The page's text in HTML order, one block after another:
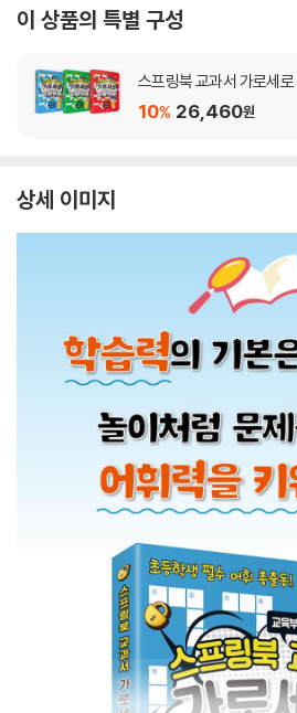
이 상품의 특별 구성
스프링북 교과서 가로세로
10% 26,460원
상세 이미지